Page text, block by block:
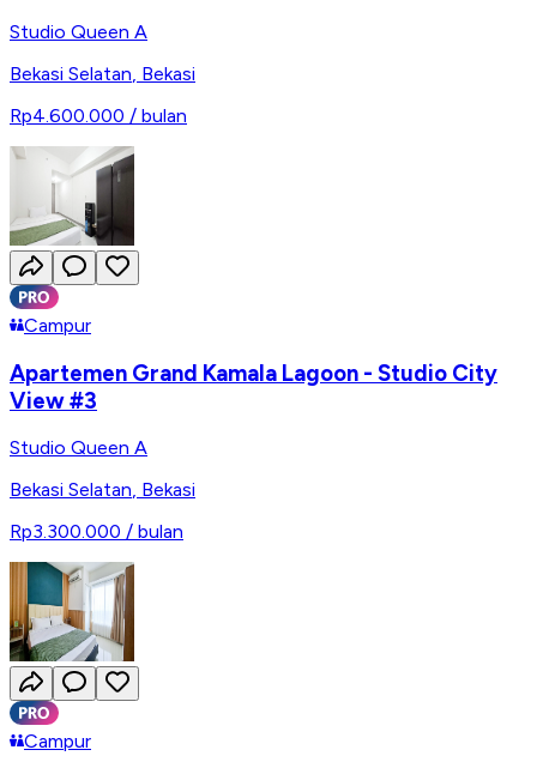
Studio Queen A
Bekasi Selatan Bekasi
Rp4.600.000 / bulan
Campur
Apartemen Grand Kamala Lagoon - Studio City
View #3
Studio Queen A
Bekasi Selatan, Bekasi
Rp3.300.000 / bulan
Campur